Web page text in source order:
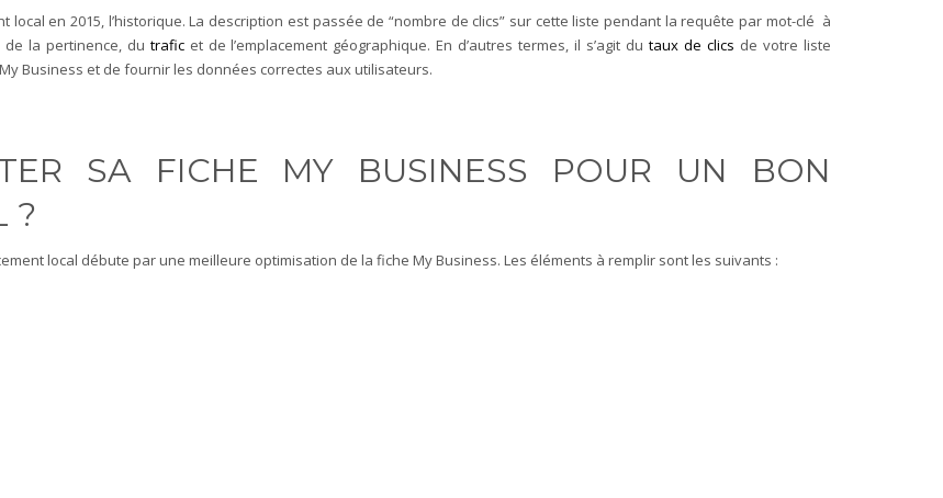
en 2015, l’historique. La description est passée de “nombre de clics” sur cette liste pendant la requête par mot-clé à
la pertinence, du trafic et de l’emplacement géographique. En d’autres termes, il s’agit dutaux de clics de votre liste
Business et de fournir les données correctes aux utilisateurs.
SA FICHE MY BUSINESS POUR UN BON
?
local débute par une meilleure optimisation de la fiche My Business. Les éléments à remplir sont les suivants :